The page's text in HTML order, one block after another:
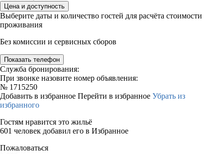
Цена и доступность
Выберите даты и количество гостей для расчёта стоимости
проживания
Без комиссии и сервисных сборов
Показать телефон
Служба бронирования:
При звонке назовите номер объявления:
№ 1715250
Добавить в избранное Перейти в избранное Убрать из
избранного
Гостям нравится это жильё
601 человек добавил его в Избранное
Пожаловаться